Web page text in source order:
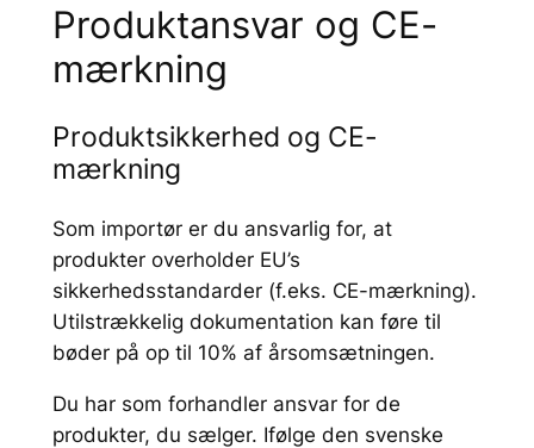
Produktansvar og CE-
mærkning
Produktsikkerhed og CE-
mærkning
Som importør er du ansvarlig for, at
produkter overholder EU’s
sikkerhedsstandarder (f.eks. CE-mærkning).
Utilstrækkelig dokumentation kan føre til
bøder på op til 10% af årsomsætningen.
Du har som forhandler ansvar for de
produkter, du sælger. Ifølge den svenske